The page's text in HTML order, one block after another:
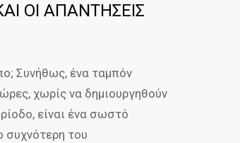
ΟΙ ΑΠΑΝΤΗΣΕΙΣ
Συνήθως, ένα ταμπόν
χωρίς να δημιουργηθούν
είναι ένα σωστό
συχνότερη του